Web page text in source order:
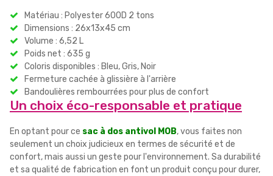
Matériau : Polyester 600D 2 tons
Dimensions : 26x13x45 cm
Volume : 6,52 L
Poids net : 635 g
Coloris disponibles : Bleu, Gris, Noir
Fermeture cachée à glissière à l'arrière
Bandoulières rembourrées pour plus de confort
Un choix éco-responsable et pratique
En optant pour ce sac à dos antivol MOB, vous faites non
seulement un choix judicieux en termes de sécurité et de
confort, mais aussi un geste pour l'environnement. Sa durabilité
et sa qualité de fabrication en font un produit conçu pour durer,